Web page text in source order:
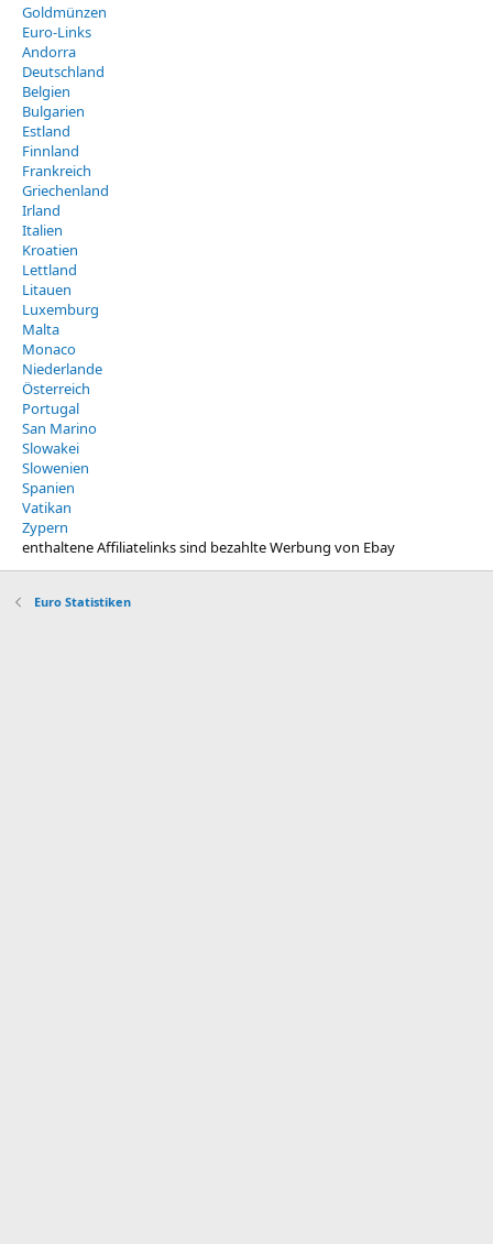
Goldmünzen
Euro-Links
Andorra
Deutschland
Belgien
Bulgarien
Estland
Finnland
Frankreich
Griechenland
Irland
Italien
Kroatien
Lettland
Litauen
Luxemburg
Malta
Monaco
Niederlande
Österreich
Portugal
San Marino
Slowakei
Slowenien
Spanien
Vatikan
Zypern
enthaltene Affiliatelinks sind bezahlte Werbung von Ebay
Euro Statistiken